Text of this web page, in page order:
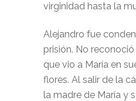
virginidad hasta la
Alejandro fue
prisión. No
que vio a María en
flores. Al salir de la
la madre de María y